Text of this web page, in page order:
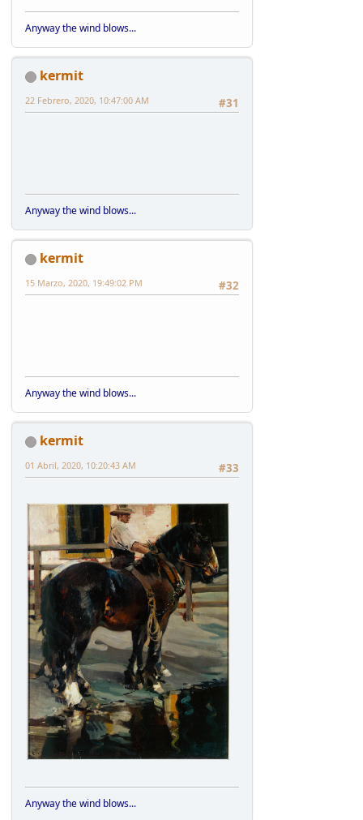
Anyway the wind blows...
kermit
#31
22 Febrero, 2020, 10:47:00 AM
Anyway the wind blows...
kermit
#32
15 Marzo, 2020, 19:49:02 PM
Anyway the wind blows...
kermit
#33
01 Abril, 2020, 10:20:43 AM
Anyway the wind blows...